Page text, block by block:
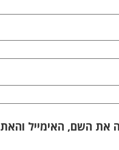
את השם, האימייל